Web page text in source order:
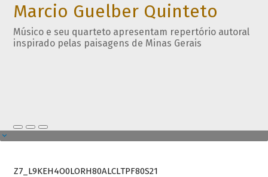
Marcio Guelber Quinteto
Músico e seu quarteto apresentam repertório autoral
inspirado pelas paisagens de Minas Gerais
Z7_L9KEH4O0LORH80ALCLTPF80S21